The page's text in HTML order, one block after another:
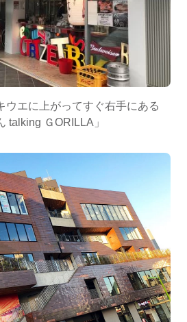
ウエに上がってすぐ右手にある
talking ＧORILLA」